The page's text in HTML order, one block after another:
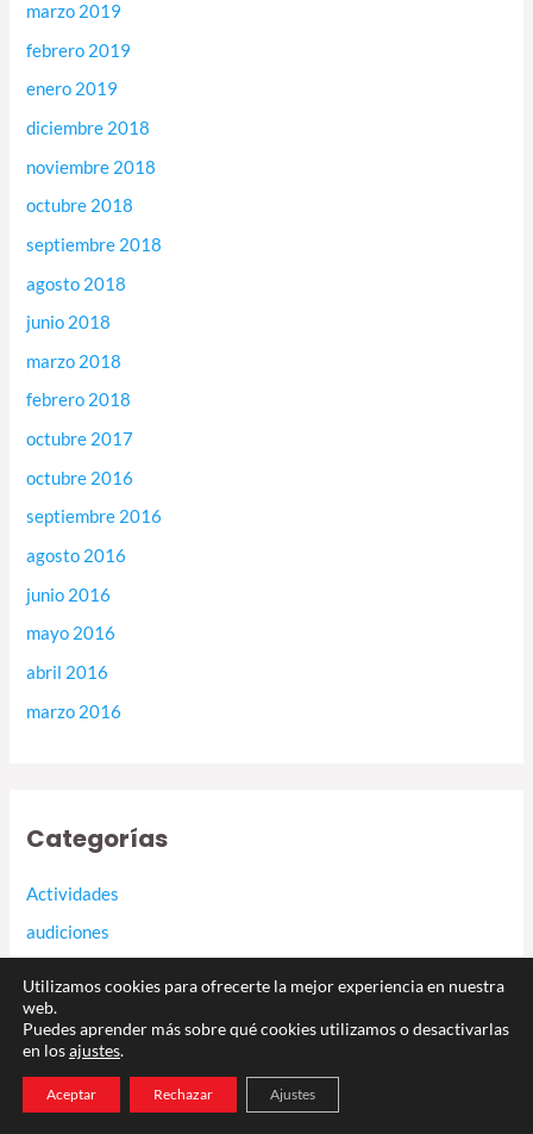
marzo 2019
febrero 2019
enero 2019
diciembre 2018
noviembre 2018
octubre 2018
septiembre 2018
agosto 2018
junio 2018
marzo 2018
febrero 2018
octubre 2017
octubre 2016
septiembre 2016
agosto 2016
junio 2016
mayo 2016
abril 2016
marzo 2016
Categorías
Actividades
audiciones
Convocatorias
Edición 2024
Edición 2025
Utilizamos cookies para ofrecerte la mejor experiencia en nuestra
web.
Puedes aprender más sobre qué cookies utilizamos o desactivarlas
en losajustes.
Aceptar Rechazar Ajustes